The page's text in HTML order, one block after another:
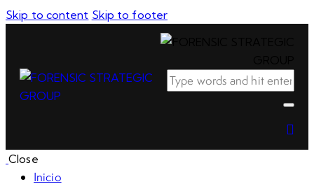
Skip to content Skip to footer
Close
Inicio